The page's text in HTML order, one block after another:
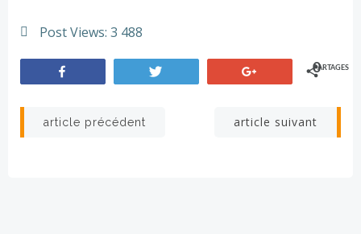
Post Views: 3 488
PARTAGES
0
Navigation
article précédent
Navigation
article suivant